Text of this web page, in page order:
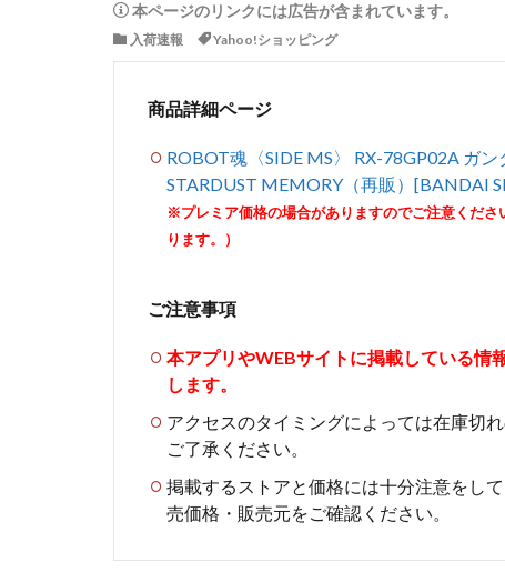
本ページのリンクには広告が含まれています。
入荷速報 Yahoo!ショッピング
商品詳細ページ
ROBOT魂〈SIDE MS〉 RX-78GP02A ガ
STARDUST MEMORY（再販）[BANDAI
※プレミア価格の場合がありますのでご注意くだ
ります。）
ご注意事項
本アプリやWEBサイトに掲載している情
します。
アクセスのタイミングによっては在庫切
ご了承ください。
掲載するストアと価格には十分注意をし
売価格・販売元をご確認ください。